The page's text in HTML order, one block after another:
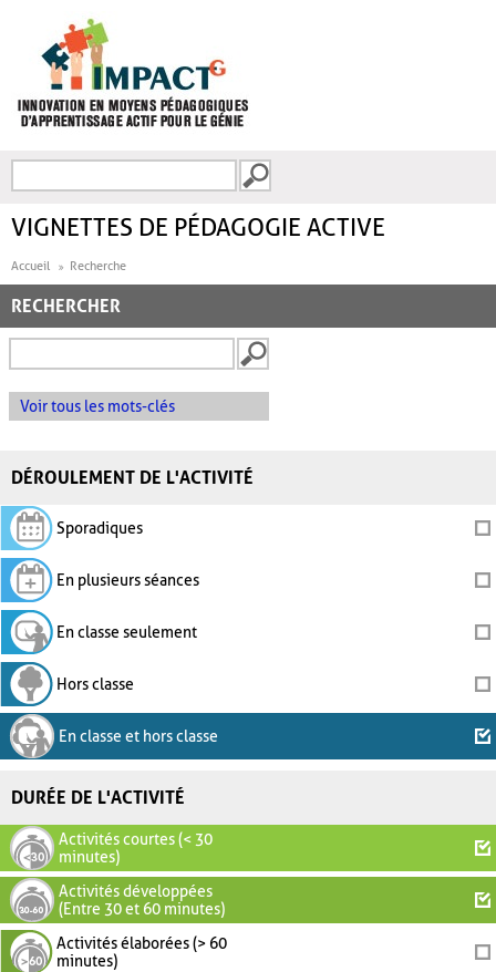
FORMULAIRE DE
VIGNETTES DE PÉDAGOGIE ACTIVE
Accueil Recherche
RECHERCHER
Voir tous les mots-clés
DÉROULEMENT DE L'ACTIVITÉ
Sporadiques
En plusieurs séances
En classe seulement
Hors classe
En classe et hors classe
DURÉE DE L'ACTIVITÉ
Activités courtes (< 30
minutes)
Activités développées
(Entre 30 et 60 minutes)
Activités élaborées (> 60
minutes)